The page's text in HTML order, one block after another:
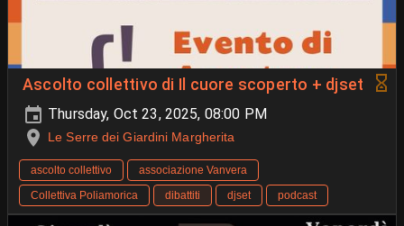
Ascolto collettivo di Il cuore scoperto + djset
Thursday, Oct 23, 2025, 08:00 PM
Le Serre dei Giardini Margherita
ascolto collettivo
associazione Vanvera
Collettiva Poliamorica
dibattiti djset podcast